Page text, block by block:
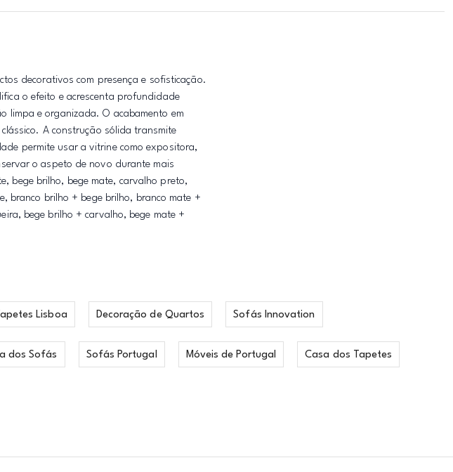
decorativos com presença e sofisticação.
o efeito e acrescenta profundidade
limpa e organizada. O acabamento em
A construção sólida transmite
permite usar a vitrine como expositora,
o aspeto de novo durante mais
bege brilho, bege mate, carvalho preto,
branco brilho + bege brilho, branco mate +
bege brilho + carvalho, bege mate +
Lisboa Decoração de Quartos Sofás Innovation
dos Sofás Sofás Portugal Móveis de Portugal Casa dos Tapetes